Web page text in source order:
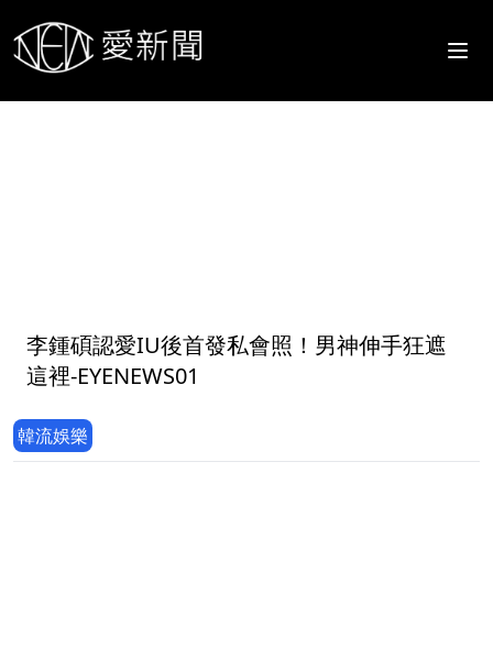
李鍾碩認愛IU後首發私會照！男神伸手狂遮
這裡-EYENEWS01
韓流娛樂